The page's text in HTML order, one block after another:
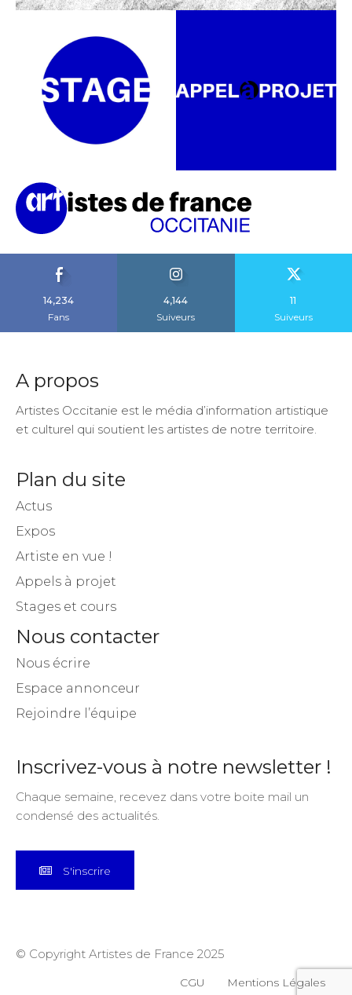
14,234
Fans
4,144
Suiveurs
11
Suiveurs
A propos
Artistes Occitanie est le média d’information artistique
et culturel qui soutient les artistes de notre territoire.
Plan du site
Actus
Expos
Artiste en vue !
Appels à projet
Stages et cours
Nous contacter
Nous écrire
Espace annonceur
Rejoindre l’équipe
Inscrivez-vous à notre newsletter !
Chaque semaine, recevez dans votre boite mail un
condensé des actualités.
S'inscrire
© Copyright Artistes de France 2025
CGU Mentions Légales